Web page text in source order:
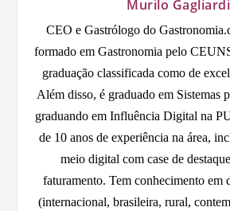
Murilo Gagliardi
CEO e Gastrólogo do
formado em Gastronomia pelo
graduação classificada como de
Além disso, é graduado em Sistemas
graduando em Influência Digital na
de 10 anos de experiência na área,
meio digital com case de
faturamento. Tem conhecimento em
(internacional, brasileira, rural,